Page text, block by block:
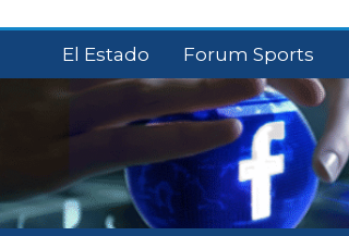
contenidoEl Estado Forum Sports